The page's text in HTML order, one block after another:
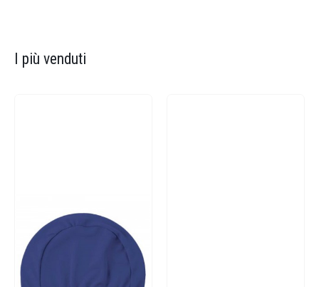
I più venduti